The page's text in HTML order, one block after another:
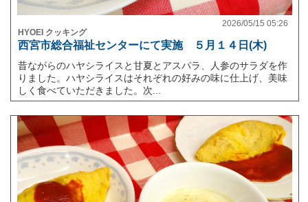
2026/05/15 05:26
HYOEI クッキング
西宮市総合福祉センターにて実施 ５月１４日(木)
昔ながらのハヤシライスと甘夏とアスパラ、人参のサラダを作
りました。ハヤシライスはそれぞれの好みの味に仕上げ、美味
しく食べていただきました。次...